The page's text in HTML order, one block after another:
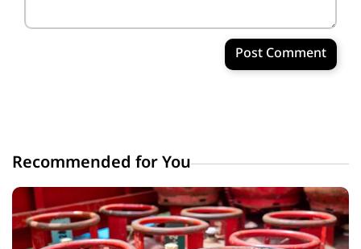
Post Comment
Recommended for You